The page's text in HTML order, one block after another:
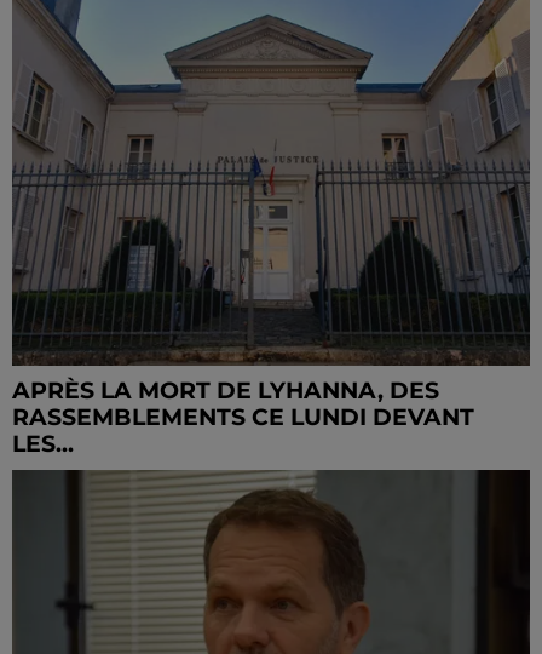
APRÈS LA MORT DE LYHANNA, DES
RASSEMBLEMENTS CE LUNDI DEVANT
LES...